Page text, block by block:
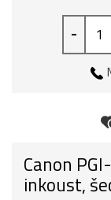
-
Canon
inkoust,